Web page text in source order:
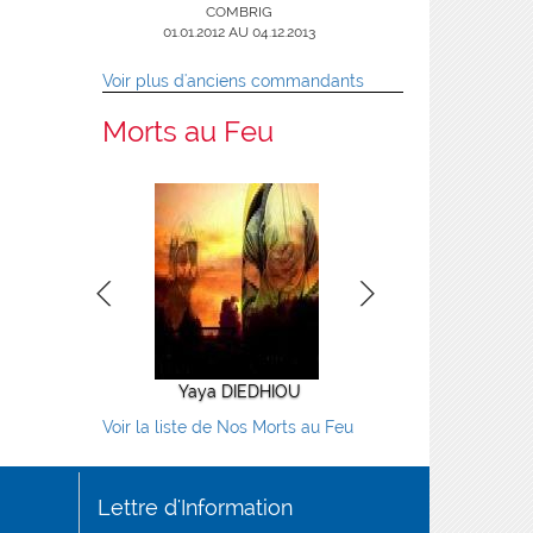
COMBRIG
01.01.2012 AU 04.12.2013
Voir plus d'anciens commandants
Morts au Feu
Yaya DIEDHIOU
Voir la liste de Nos Morts au Feu
Lettre d'Information